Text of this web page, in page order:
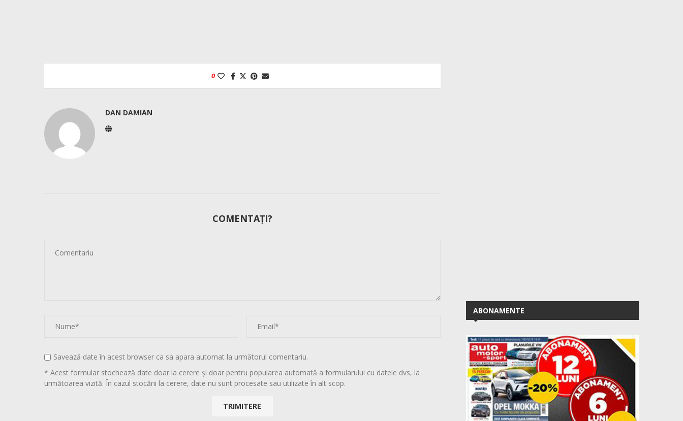
0
DAN DAMIAN
COMENTAȚI?
Savează date în acest browser ca sa apara automat la următorul comentariu.
* Acest formular stochează date doar la cerere și doar pentru popularea automată a formularului cu datele dvs, la
următoarea vizită. În cazul stocării la cerere, date nu sunt procesate sau utilizate în alt scop.
ABONAMENTE